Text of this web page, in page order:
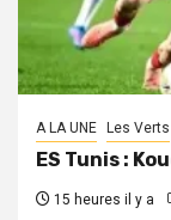
A LA UNE Les Verts
ES Tunis :
15 heures il y a